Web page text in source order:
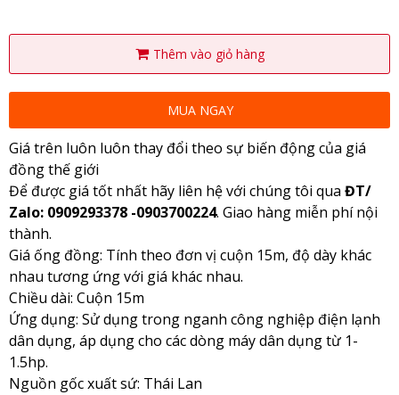
Thêm vào giỏ hàng
MUA NGAY
Giá trên luôn luôn thay đổi theo sự biến động của giá
đồng thế giới
Để được giá tốt nhất hãy liên hệ với chúng tôi qua ĐT/
Zalo: 0909293378 -0903700224. Giao hàng miễn phí nội
thành.
Giá ống đồng: Tính theo đơn vị cuộn 15m, độ dày khác
nhau tương ứng với giá khác nhau.
Chiều dài: Cuộn 15m
Ứng dụng: Sử dụng trong nganh công nghiệp điện lạnh
dân dụng, áp dụng cho các dòng máy dân dụng từ 1-
1.5hp.
Nguồn gốc xuất sứ: Thái Lan